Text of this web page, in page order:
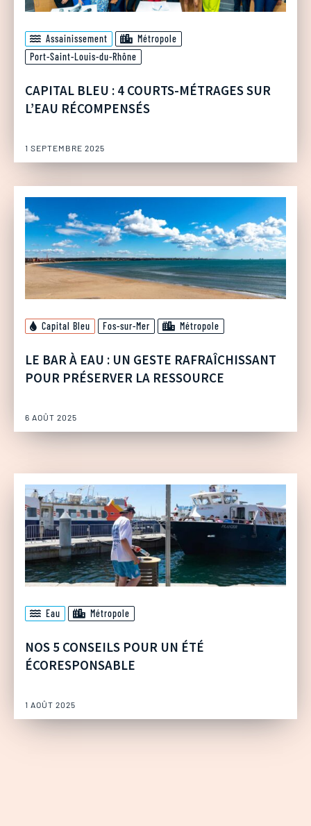
Assainissement
Métropole
Port-Saint-Louis-du-Rhône
CAPITAL BLEU : 4 COURTS-MÉTRAGES SUR
L’EAU RÉCOMPENSÉS
1 SEPTEMBRE 2025
Capital Bleu Fos-sur-Mer Métropole
LE BAR À EAU : UN GESTE RAFRAÎCHISSANT
POUR PRÉSERVER LA RESSOURCE
6 AOÛT 2025
Eau Métropole
NOS 5 CONSEILS POUR UN ÉTÉ
ÉCORESPONSABLE
1 AOÛT 2025